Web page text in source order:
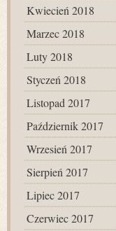
Kwiecień 2018
Marzec 2018
Luty 2018
Styczeń 2018
Listopad 2017
Październik 2017
Wrzesień 2017
Sierpień 2017
Lipiec 2017
Czerwiec 2017